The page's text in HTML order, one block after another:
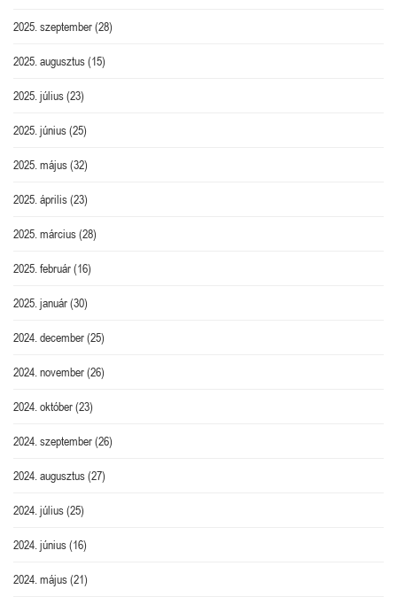
2025. szeptember(28)
2025. augusztus(15)
2025. július(23)
2025. június(25)
2025. május(32)
2025. április(23)
2025. március(28)
2025. február(16)
2025. január(30)
2024. december(25)
2024. november(26)
2024. október(23)
2024. szeptember(26)
2024. augusztus(27)
2024. július(25)
2024. június(16)
2024. május(21)